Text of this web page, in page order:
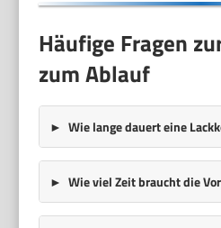
Häufige Fragen
zum Ablauf
Wie lange dauert eine
Wie viel Zeit braucht die